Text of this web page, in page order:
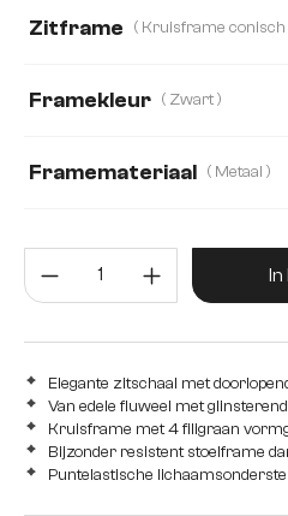
Chenille Corduroy
Microvezel/bouclé,
Webstoff Soft
Zitframe
Framekleur ( Zwart )
Framemateriaal ( Metaal )
roestvrij staal
Elegante zitschaal met
Van edele fluweel met
Kruisframe met 4 filigraan
Bijzonder resistent stoelframe
Puntelastische